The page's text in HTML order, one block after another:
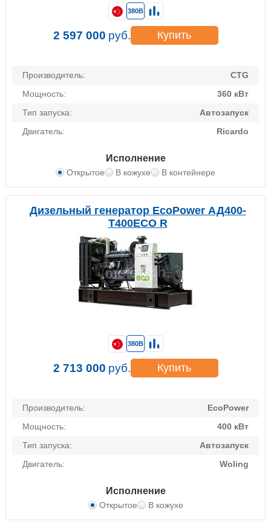
Производитель:
CTG
Мощность:
360 кВт
Тип запуска:
Автозапуск
Двигатель:
Ricardo
Исполнение
Открытое В кожухе В контейнере
380В
2 597 000 руб. Купить
Дизельный генератор EcoPower АД400-
T400ECO R
Производитель:
EcoPower
Мощность:
400 кВт
Тип запуска:
Автозапуск
Двигатель:
Woling
Исполнение
Открытое В кожухе
380В
2 713 000 руб. Купить